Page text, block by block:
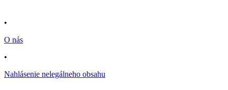
•
O nás
•
Nahlásenie nelegálneho obsahu